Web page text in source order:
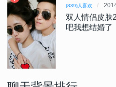
(839)人喜欢
双人情侣皮肤
吧我想结婚了